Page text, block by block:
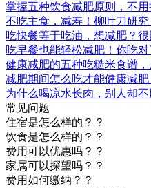
掌握五种饮食减肥原则，不用
不吃主食，减寿！柳叶刀研
吃快餐等于吃油，想减肥？
吃早餐也能轻松减肥！你吃对
健康减肥的五种吃糙米食谱，
减肥期间怎么吃才能健康减肥
为什么喝凉水长肉，别人却不
常见问题
住宿是怎么样的？？
饮食是怎么样的？？
费用可以优惠吗？？
家属可以探望吗？？
费用如何缴纳？？